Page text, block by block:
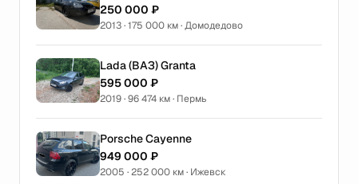
250 000 ₽
2013 · 175 000 км · Домодедово
Lada (ВАЗ) Granta
595 000 ₽
2019 · 96 474 км · Пермь
Porsche Cayenne
949 000 ₽
2005 · 252 000 км · Ижевск